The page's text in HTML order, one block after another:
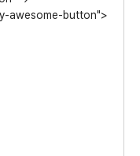
awesome-button">